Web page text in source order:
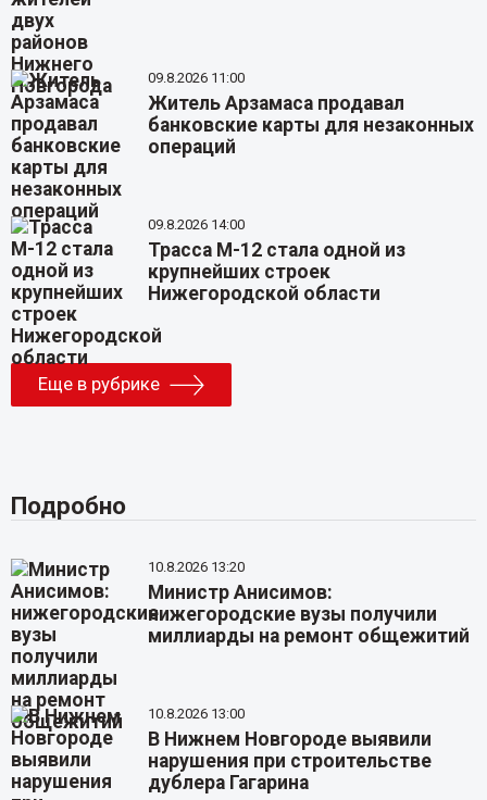
09.8.2026 11:00
Житель Арзамаса продавал
банковские карты для незаконных
операций
09.8.2026 14:00
Трасса М-12 стала одной из
крупнейших строек
Нижегородской области
Еще в рубрике
Подробно
10.8.2026 13:20
Министр Анисимов:
нижегородские вузы получили
миллиарды на ремонт общежитий
10.8.2026 13:00
В Нижнем Новгороде выявили
нарушения при строительстве
дублера Гагарина